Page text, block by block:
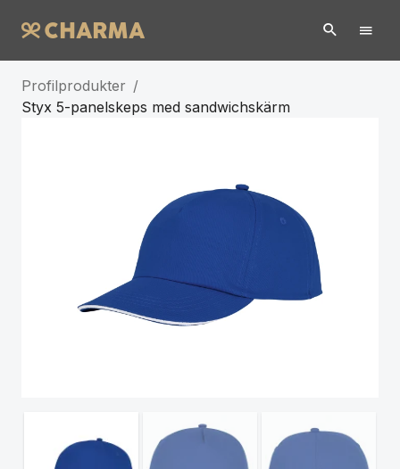
Profilprodukter /
Styx 5-panelskeps med sandwichskärm